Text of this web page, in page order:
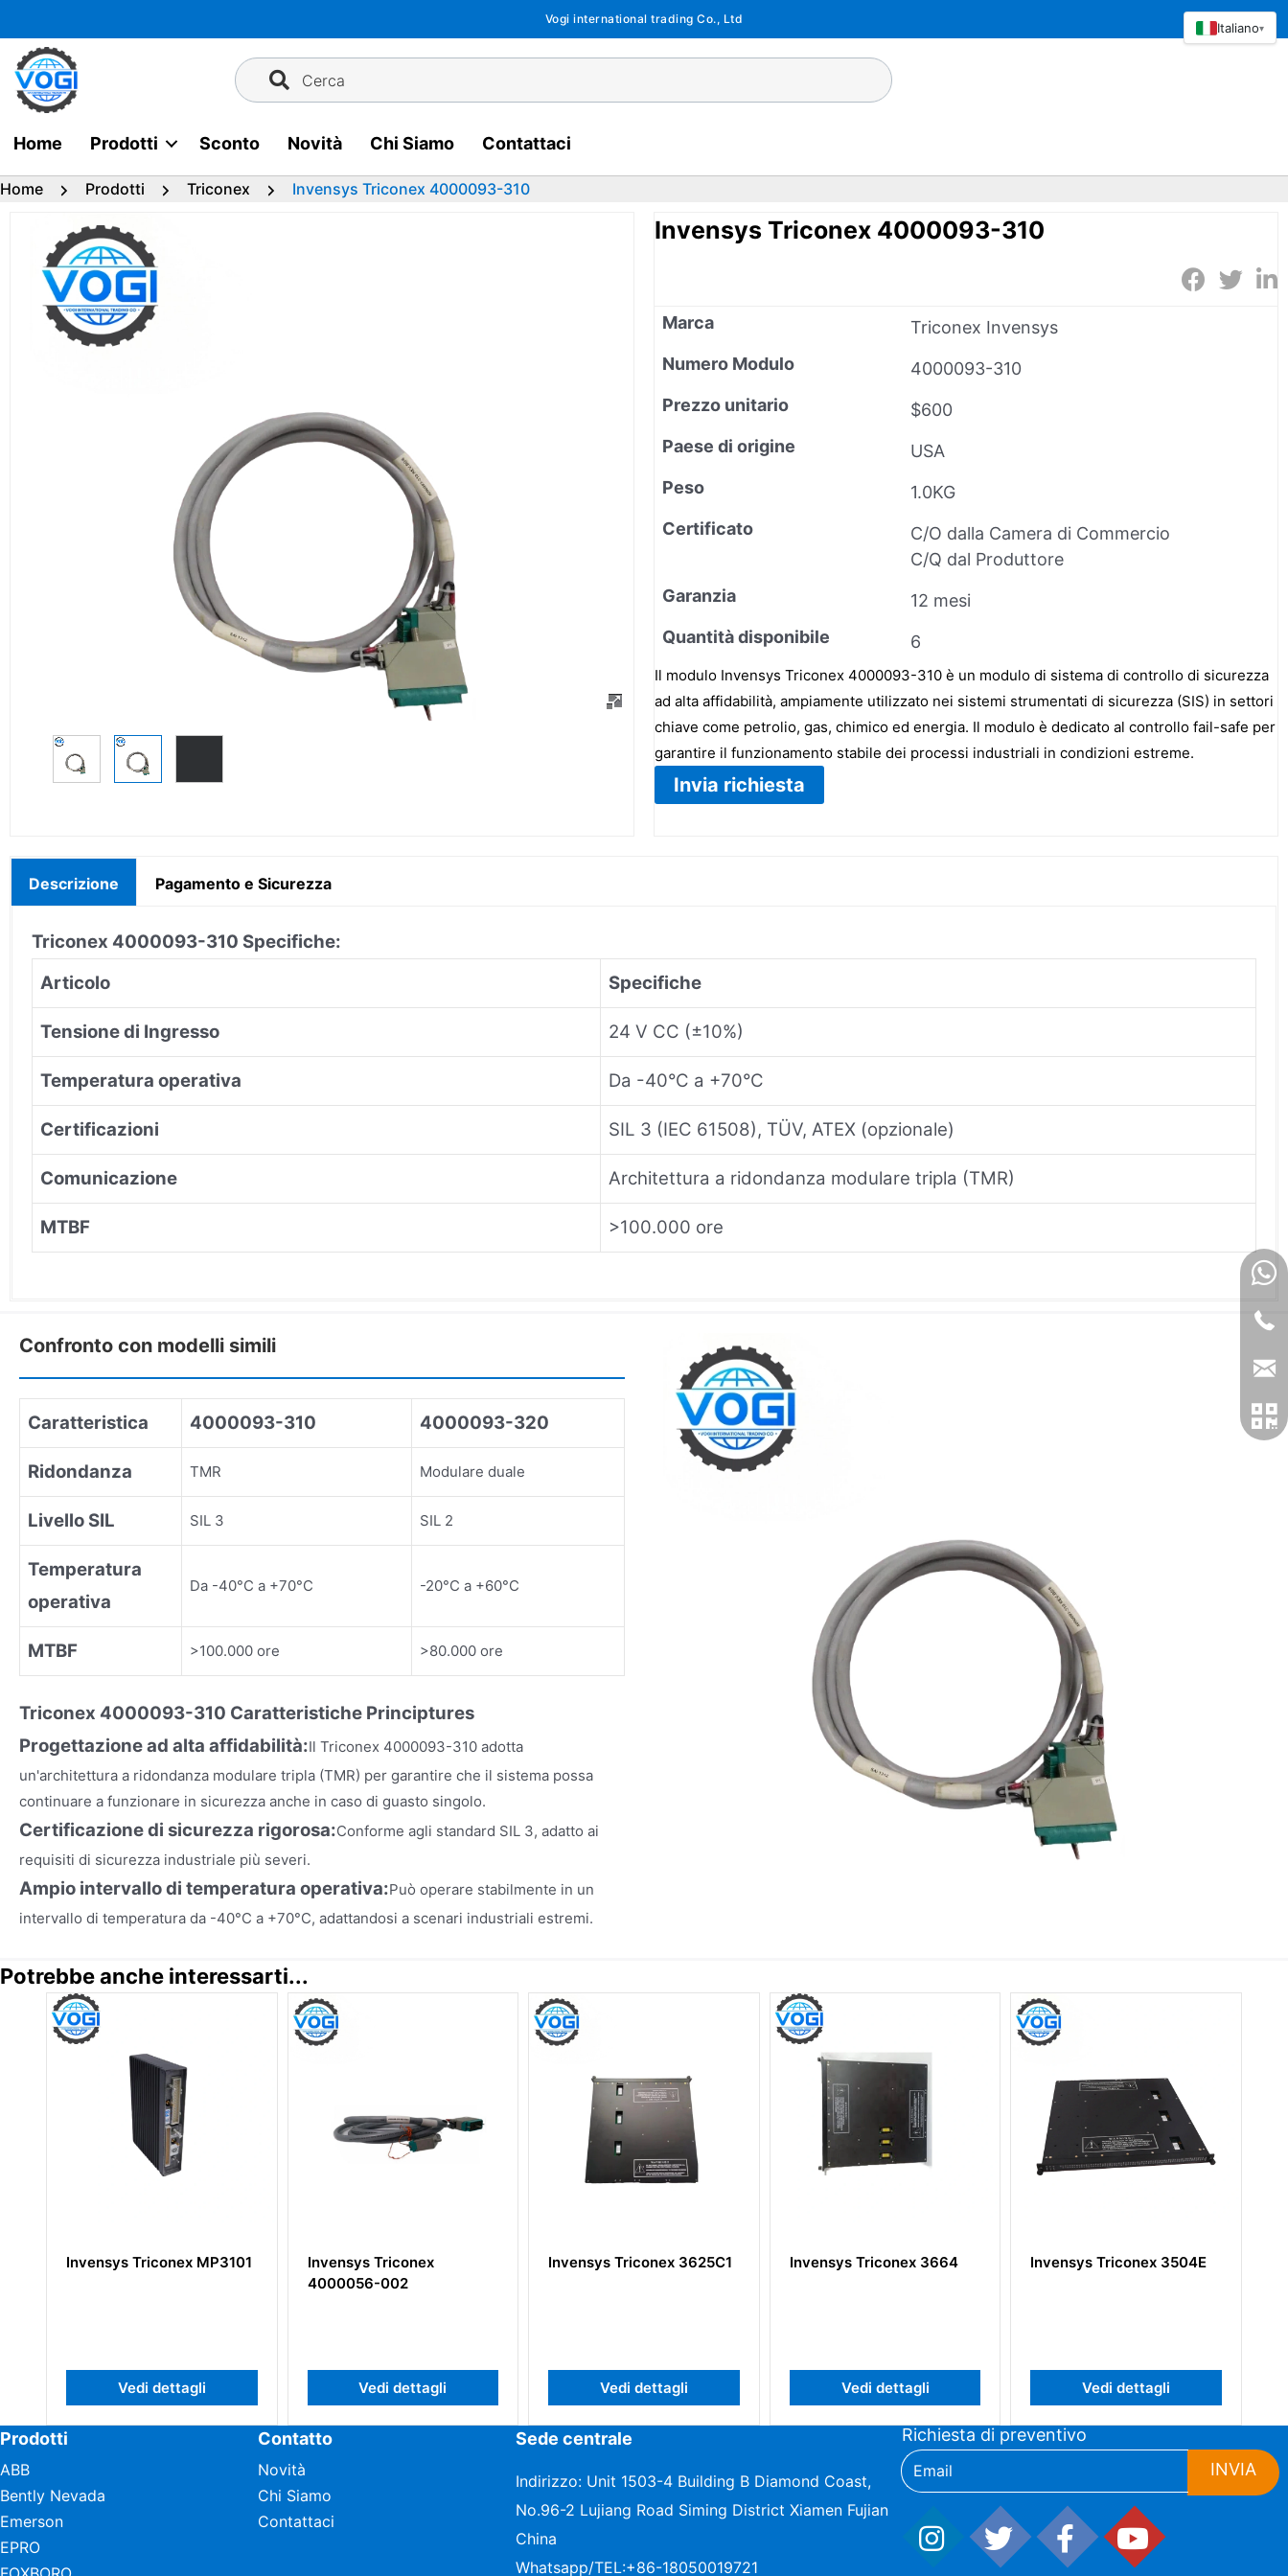
al
contenuto
Vogi international trading Co., Ltd
Cerca
Home Prodotti Sconto Novità Chi Siamo Contattaci
Home Prodotti Triconex Invensys Triconex 4000093-310
Invensys Triconex 4000093-310
Marca
Triconex Invensys
Numero Modulo
4000093-310
Prezzo unitario
$600
Paese di origine
USA
Peso
1.0KG
Certificato
C/O dalla Camera di Commercio
C/Q dal Produttore
Garanzia
12 mesi
Quantità disponibile
6
Il modulo Invensys Triconex 4000093-310 è un modulo di sistema di controllo di sicurezza
ad alta affidabilità, ampiamente utilizzato nei sistemi strumentati di sicurezza (SIS) in settori
chiave come petrolio, gas, chimico ed energia. Il modulo è dedicato al controllo fail-safe per
garantire il funzionamento stabile dei processi industriali in condizioni estreme.
Invia richiesta
Descrizione Pagamento e Sicurezza
Triconex 4000093-310 Specifiche:
Articolo
Specifiche
Tensione di Ingresso 24 V CC (±10%)
Temperatura operativa Da -40°C a +70°C
Certificazioni SIL 3 (IEC 61508), TÜV, ATEX (opzionale)
Comunicazione Architettura a ridondanza modulare tripla (TMR)
MTBF >100.000 ore
Confronto con modelli simili
Caratteristica 4000093-310 4000093-320
Ridondanza TMR Modulare duale
Livello SIL SIL 3 SIL 2
Temperatura
operativa
Da -40°C a +70°C -20°C a +60°C
MTBF >100.000 ore >80.000 ore
Triconex 4000093-310 Caratteristiche Principtures
Progettazione ad alta affidabilità:Il Triconex 4000093-310 adotta
un'architettura a ridondanza modulare tripla (TMR) per garantire che il sistema possa
continuare a funzionare in sicurezza anche in caso di guasto singolo.
Certificazione di sicurezza rigorosa:Conforme agli standard SIL 3, adatto ai
requisiti di sicurezza industriale più severi.
Ampio intervallo di temperatura operativa:Può operare stabilmente in un
intervallo di temperatura da -40°C a +70°C, adattandosi a scenari industriali estremi.
Potrebbe anche interessarti...
Invensys Triconex MP3101
Vedi dettagli
Invensys Triconex
4000056-002
Vedi dettagli
Invensys Triconex 3625C1
Vedi dettagli
Invensys Triconex 3664
Vedi dettagli
Invensys Triconex 3504E
Vedi dettagli
Prodotti
ABB
Bently Nevada
Emerson
EPRO
Contatto
Novità
Chi Siamo
Contattaci
Sede centrale
Indirizzo: Unit 1503-4 Building B Diamond Coast,
No.96-2 Lujiang Road Siming District Xiamen Fujian
China
Whatsapp/TEL:+86-18050019721
Richiesta di preventivo
INVIA
Italiano▾